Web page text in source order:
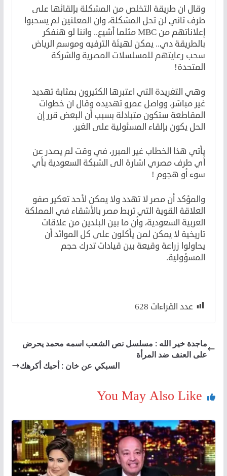
وقال ان طريقة التخلص من المشكلة بإلقائها على
طرف ثاني لن تحل المشكلة، وان المعلنين لم يسحبوا
إعلاناتهم من MBC مثلما أشيع.. واننا لو هنفكر
بالطريقة دي.. يمكن لهيئة الترفيه وموسم الرياض
سحب رعايتهم للمسلسلات المصرية والشركة
المتحدة!
وهي التغريدة التي اعتبرها الكثيرون بمثابة تهديد
غير مباشر، وواصل عمرو تهديده وقال ان خطوات
المقاطعة ستكون متبادلة بسبب أن البعض قرر إن
الحل يكون بإلقاء المسئولية على الغير.
يأتي هذا الخطاب غير المبرر، في وقت لم يصدر عن
أي طرف مصري اشارة الى الشبكة السعودية بأي
سوء أو هجوم !
والمؤكد أن مصر لا تهدد ولا يمكن لأحد تعكير صفو
العلاقة القوية التي تربط مصر بالأشقاء في المملكة
العربية السعودية، وأن ما بين البلدين من علاقات
تاريخية لا يمكن لمن يأكلون على كل الموائد أن
يحاولوا زراعة وقيعة بين قيادات تدرك حجم
المسؤولية.
عدد القراءات 628
ماجدة خير الله : مسلسل نص الشعب اسمه محمد يحرض
على العنف ضد المرأة
السبكي عن خان : أحبك أكرهك
You May Also Like